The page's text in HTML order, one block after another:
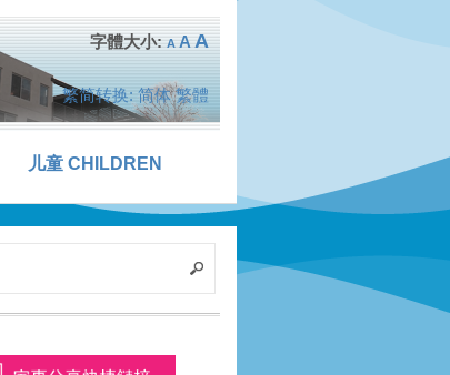
A A A
繁简转换: 简体 繁體
儿童 CHILDREN